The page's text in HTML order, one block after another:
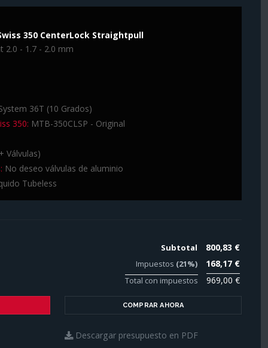
350 CenterLock Straightpull
2.0 - 1.7 - 2.0 mm
36T (10 Grados)
350: MTB-350CLSP - Original
Válvulas)
No deseo válvulas de aluminio
Tubeless
Subtotal 800,83 €
Impuestos (21%) 168,17 €
Total con impuestos 969,00 €
COMPRAR AHORA
Descargar presupuesto en PDF